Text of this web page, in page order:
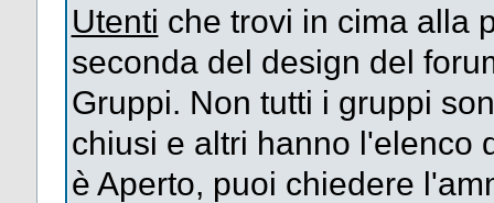
Utenti che trovi in cima alla
seconda del design del
Gruppi. Non tutti i gruppi
chiusi e altri hanno l'elenco
è Aperto, puoi chiedere